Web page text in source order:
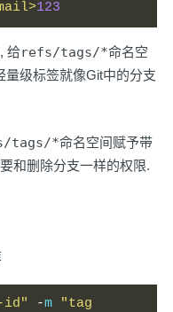
123
给refs/tags/*命名空
量级标签就像Git中的分支
tags/*命名空间赋予带
和删除分支一样的权限.
id" -m
"tag